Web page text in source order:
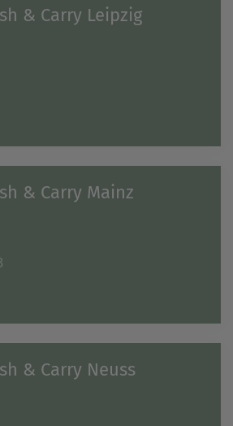
& Carry Leipzig
& Carry Mainz
& Carry Neuss